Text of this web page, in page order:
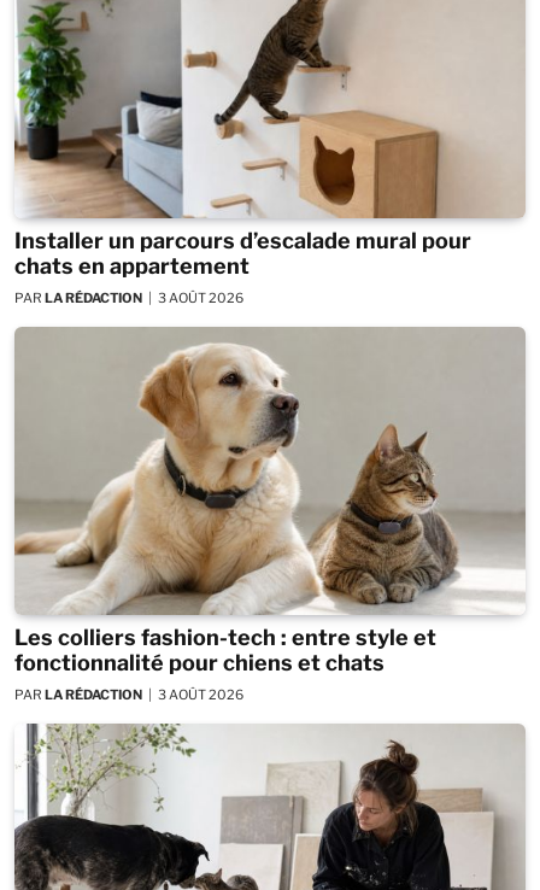
Installer un parcours d’escalade mural pour
chats en appartement
PAR LA RÉDACTION 3 AOÛT 2026
Les colliers fashion-tech : entre style et
fonctionnalité pour chiens et chats
PAR LA RÉDACTION 3 AOÛT 2026